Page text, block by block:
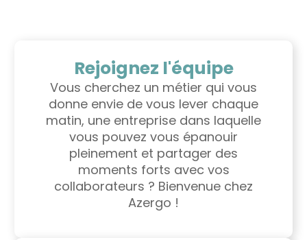
Rejoignez l'équipe
Vous cherchez un métier qui vous
donne envie de vous lever chaque
matin, une entreprise dans laquelle
vous pouvez vous épanouir
pleinement et partager des
moments forts avec vos
collaborateurs ? Bienvenue chez
Azergo !